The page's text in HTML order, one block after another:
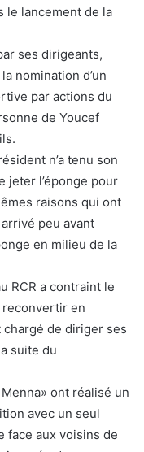
le lancement de la
ses dirigeants,
nomination d’un
par actions du
de Youcef
n’a tenu son
jeter l’éponge pour
raisons qui ont
peu avant
en milieu de la
RCR a contraint le
reconvertir en
chargé de diriger ses
suite du
ont réalisé un
avec un seul
face aux voisins de